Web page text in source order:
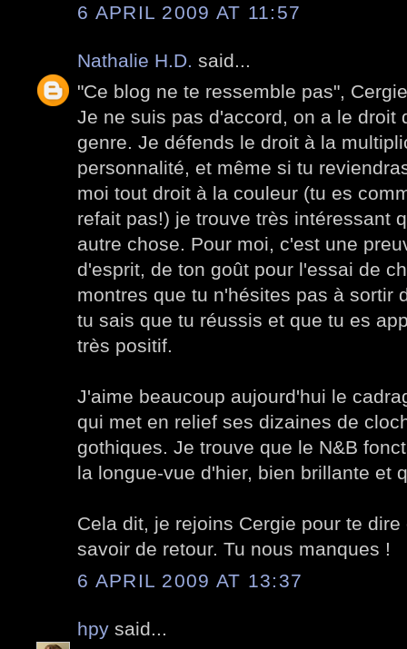
6 APRIL 2009 AT 11:57
Nathalie H.D. said...
"Ce blog ne te ressemble pas",
Je ne suis pas d'accord, on a le droit
genre. Je défends le droit à la
personnalité, et même si tu
moi tout droit à la couleur (tu es
refait pas!) je trouve très intéressant
autre chose. Pour moi, c'est une
d'esprit, de ton goût pour l'essai de
montres que tu n'hésites pas à sortir
tu sais que tu réussis et que tu es
très positif.
J'aime beaucoup aujourd'hui le
qui met en relief ses dizaines de
gothiques. Je trouve que le N&B
la longue-vue d'hier, bien brillante et
Cela dit, je rejoins Cergie pour te
savoir de retour. Tu nous manques !
6 APRIL 2009 AT 13:37
hpy said...